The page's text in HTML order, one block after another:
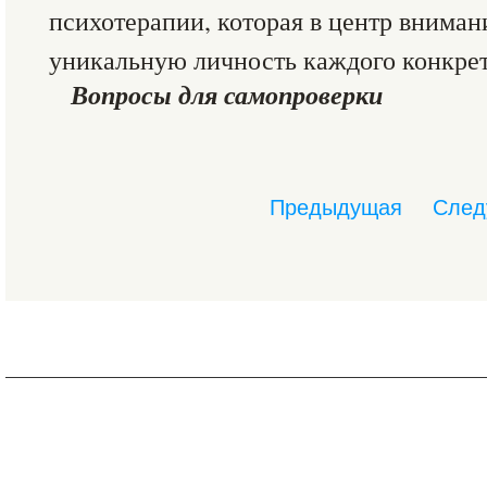
психотерапии, которая в центр
уникальную личность каждого
Вопросы для самопроверки
Предыдущая